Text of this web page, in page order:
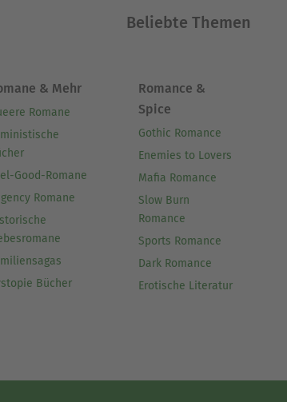
Beliebte Themen
& Mehr
Romane
Good-Romane
Romane
Bücher
Romance &
Spice
Gothic Romance
Enemies to Lovers
Mafia Romance
Slow Burn
Romance
Sports Romance
Dark Romance
Erotische Literatur